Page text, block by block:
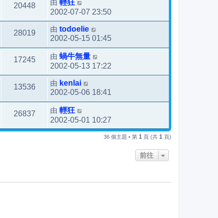
20448 由 輕狂
2002-07-07 23:50
28019 由 todoelie
2002-05-15 01:45
17245 由 蝸牛無量
2002-05-13 17:22
13536 由 kenlai
2002-05-06 18:41
26837 由 輕狂
2002-05-01 10:27
36 個主題 • 第 1 頁 (共 1 頁)
前往